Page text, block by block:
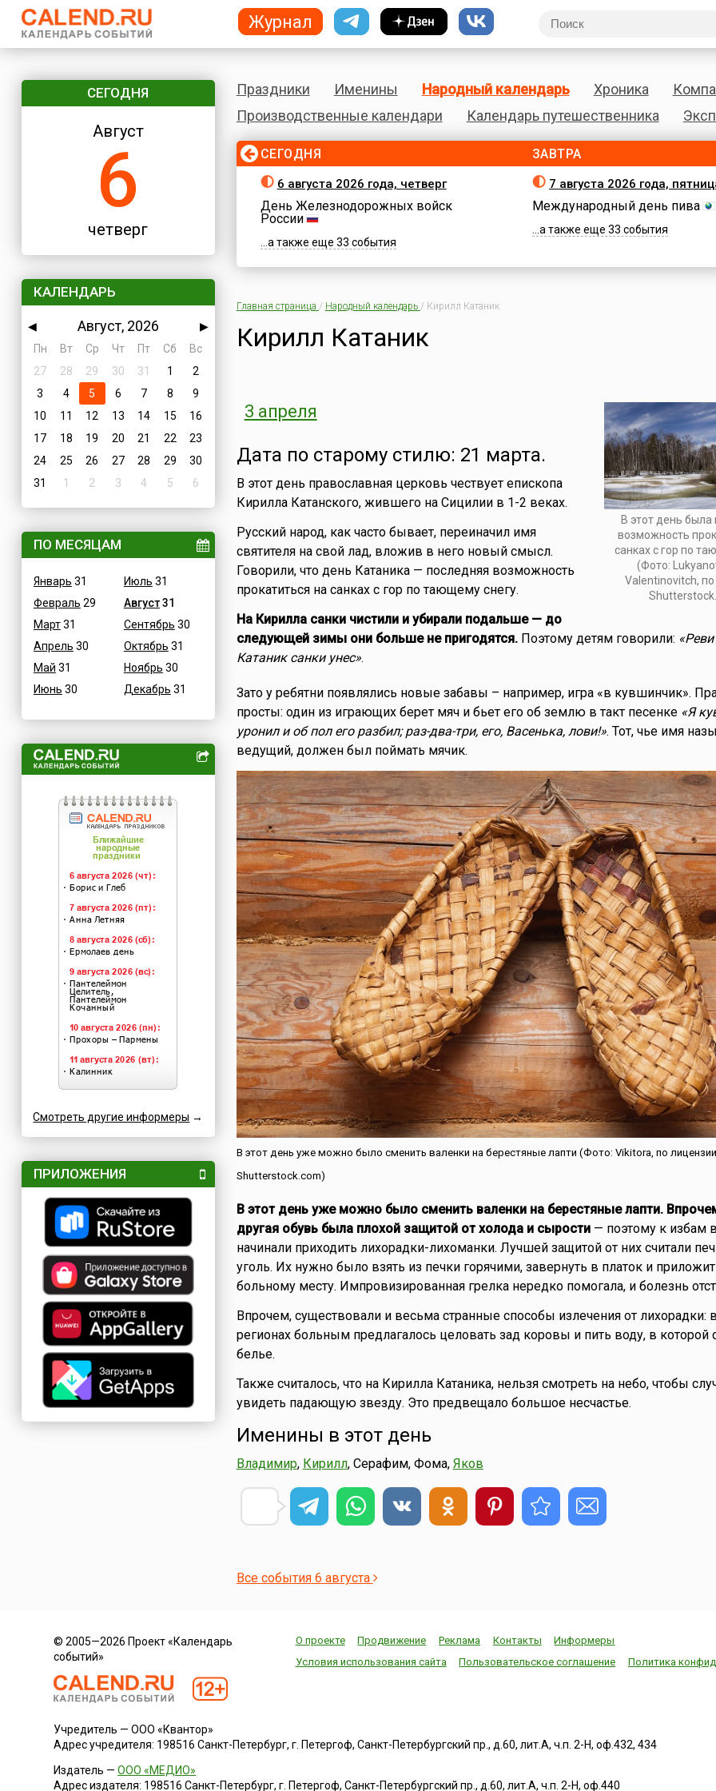
СЕГОДНЯ
Август
6
четверг
КАЛЕНДАРЬ
◀ Август, 2026
▶
Пн
Вт Ср Чт Пт Сб
Вс
27
28 29 30 31 1
2
3
4 5 6 7 8
9
10
11 12 13 14 15
16
17
18 19 20 21 22
23
24
25 26 27 28 29
30
31
1 2 3 4 5 6
ПО МЕСЯЦАМ
Январь 31
Февраль 29
Март31
Апрель 30
Май 31
Июнь 30
Июль 31
Август31
Сентябрь 30
Октябрь 31
Ноябрь 30
Декабрь 31
Смотреть другие информеры →
ПРИЛОЖЕНИЯ
Праздники Именины Народный календарь Хроника
Производственные календари
Календарь путешественника
СЕГОДНЯ
6 августа 2026 года, четверг
День Железнодорожных войск
России
...а также еще 33 события
ЗАВТРА
7 августа 2026 года,
Международный день пива
...а также еще 33 события
Главная страница / Народный календарь / Кирилл Катаник
Кирилл Катаник
В этот день была
возможность
санках с гор по
(Фото:
Valentinovitch,
3 апреля
Дата по старому стилю: 21 марта.
В этот день православная церковь чествует епископа
Кирилла Катанского, жившего на Сицилии в 1-2 веках.
Русский народ, как часто бывает, переиначил имя
святителя на свой лад, вложив в него новый смысл.
Говорили, что день Катаника — последняя возможность
прокатиться на санках с гор по тающему снегу.
На Кирилла санки чистили и убирали подальше — до
следующей зимы они больше не пригодятся.Поэтому детям говорили:
Катаник санки унес».
Зато у ребятни появлялись новые забавы – например, игра «в кувшинчик».
просты: один из играющих берет мяч и бьет его об землю в такт песенке «Я
уронил и об пол его разбил; раз-два-три, его, Васенька, лови!». Тот, чье имя
ведущий, должен был поймать мячик.
В этот день уже можно было сменить валенки на берестяные лапти (Фото: Vikitora, по лицензии
Shutterstock.com)
В этот день уже можно было сменить валенки на берестяные лапти.
другая обувь была плохой защитой от холода и сырости— поэтому к избам
начинали приходить лихорадки-лихоманки. Лучшей защитой от них считали
уголь. Их нужно было взять из печки горячими, завернуть в платок и
больному месту. Импровизированная грелка нередко помогала, и болезнь
Впрочем, существовали и весьма странные способы излечения от лихорадки:
регионах больным предлагалось целовать зад коровы и пить воду, в которой
белье.
Также считалось, что на Кирилла Катаника, нельзя смотреть на небо, чтобы
увидеть падающую звезду. Это предвещало большое несчастье.
Именины в этот день
Владимир, Кирилл, Серафим, Фома, Яков
Все события 6 августа
© 2005—2026 Проект «Календарь
событий»
О проекте Продвижение Реклама Контакты
Информеры
Условия использования сайта
Пользовательское соглашение Политика
Учредитель — ООО «Квантор»
Адрес учредителя: 198516 Санкт-Петербург, г. Петергоф, Санкт-Петербургский пр., д.60, лит.А, ч.п. 2-Н, оф.432, 434
Издатель —ООО «МЕДИО»
Адрес издателя: 198516 Санкт-Петербург, г. Петергоф, Санкт-Петербургский пр., д.60, лит.А, ч.п. 2-Н, оф.440
Журнал